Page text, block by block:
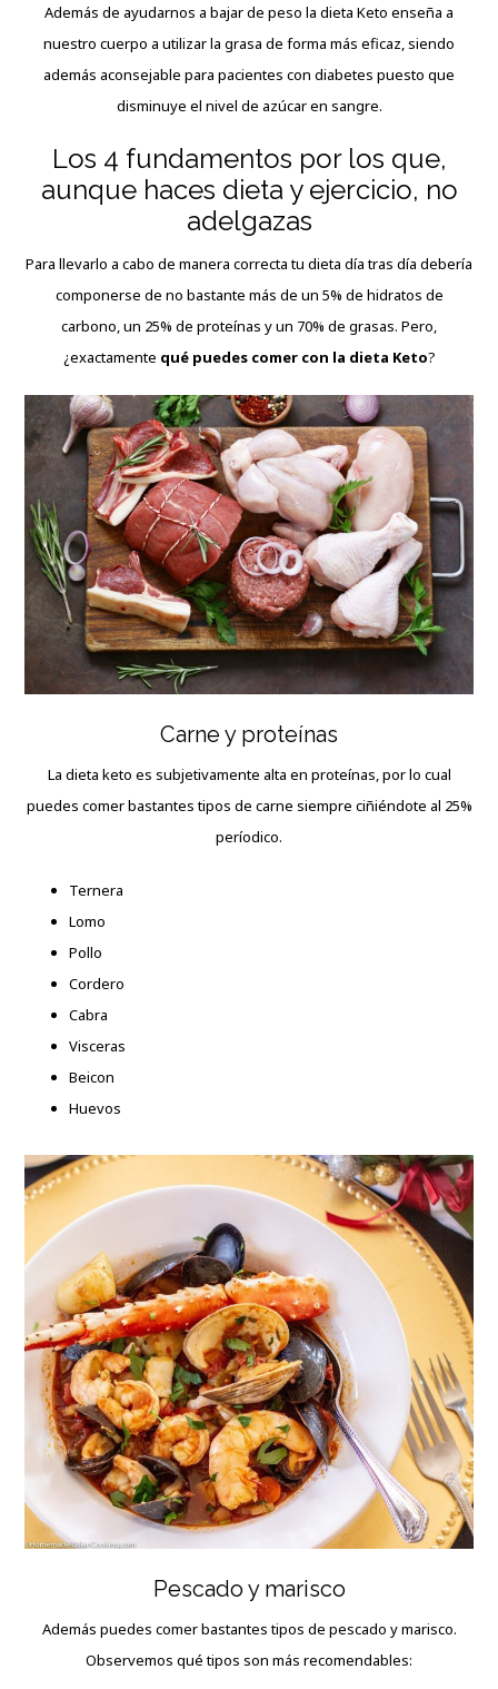
Además de ayudarnos a bajar de peso la dieta Keto enseña a
nuestro cuerpo a utilizar la grasa de forma más eficaz, siendo
además aconsejable para pacientes con diabetes puesto que
disminuye el nivel de azúcar en sangre.
Los 4 fundamentos por los que,
aunque haces dieta y ejercicio, no
adelgazas
Para llevarlo a cabo de manera correcta tu dieta día tras día debería
componerse de no bastante más de un 5% de hidratos de
carbono, un 25% de proteínas y un 70% de grasas. Pero,
¿exactamente qué puedes comer con la dieta Keto?
Carne y proteínas
La dieta keto es subjetivamente alta en proteínas, por lo cual
puedes comer bastantes tipos de carne siempre ciñiéndote al 25%
períodico.
Ternera
Lomo
Pollo
Cordero
Cabra
Visceras
Beicon
Huevos
Pescado y marisco
Además puedes comer bastantes tipos de pescado y marisco.
Observemos qué tipos son más recomendables: